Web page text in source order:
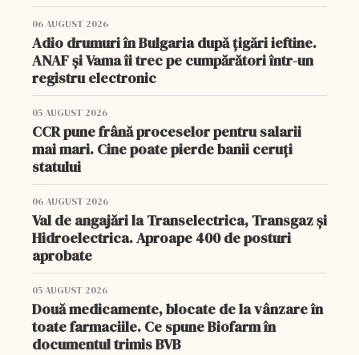
06 AUGUST 2026
Adio drumuri în Bulgaria după țigări ieftine.
ANAF și Vama îi trec pe cumpărători într-un
registru electronic
05 AUGUST 2026
CCR pune frână proceselor pentru salarii
mai mari. Cine poate pierde banii ceruți
statului
06 AUGUST 2026
Val de angajări la Transelectrica, Transgaz și
Hidroelectrica. Aproape 400 de posturi
aprobate
05 AUGUST 2026
Două medicamente, blocate de la vânzare în
toate farmaciile. Ce spune Biofarm în
documentul trimis BVB